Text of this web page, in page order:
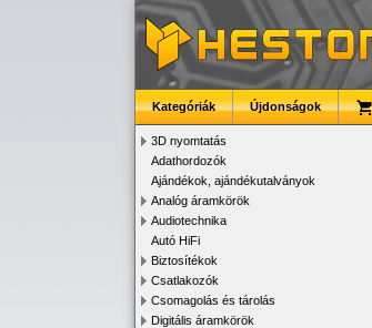
Kategóriák Újdonságok
3D nyomtatás
Adathordozók
Ajándékok, ajándékutalványok
Analóg áramkörök
Audiotechnika
Autó HiFi
Biztosítékok
Csatlakozók
Csomagolás és tárolás
Digitális áramkörök